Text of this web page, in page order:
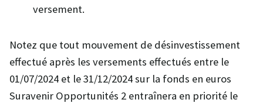
versement.
Notez que tout mouvement de désinvestissement
effectué après les versements effectués entre le
01/07/2024 et le 31/12/2024 sur la fonds en euros
Suravenir Opportunités 2 entraînera en priorité le